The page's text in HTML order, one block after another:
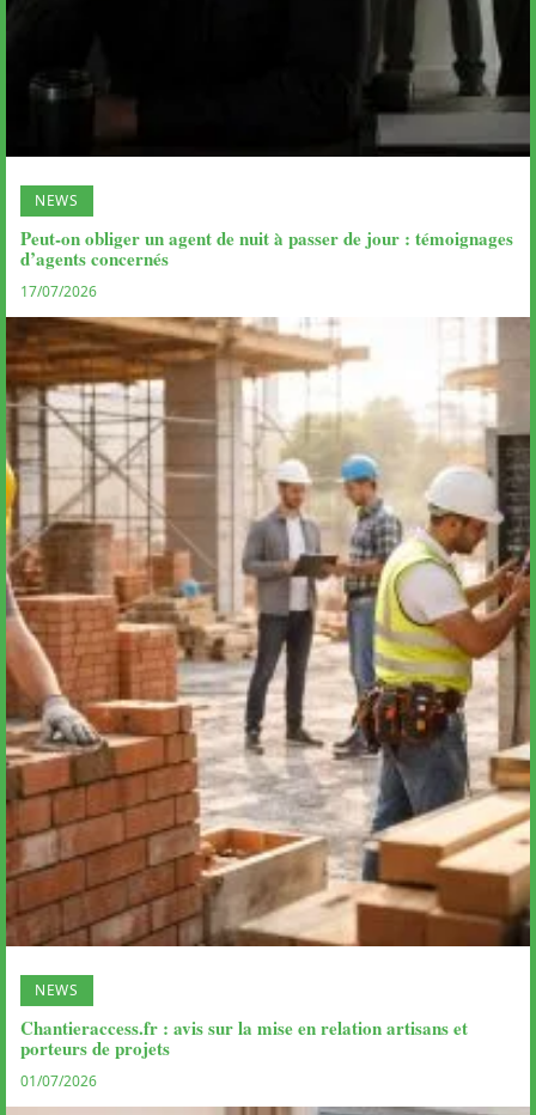
NEWS
Peut-on obliger un agent de nuit à passer de jour : témoignages
d’agents concernés
17/07/2026
NEWS
Chantieraccess.fr : avis sur la mise en relation artisans et
porteurs de projets
01/07/2026